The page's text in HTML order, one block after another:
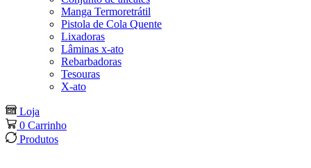
Manga Termoretrátil
Pistola de Cola Quente
Lixadoras
Lâminas x-ato
Rebarbadoras
Tesouras
X-ato
Loja
0 Carrinho
Produtos